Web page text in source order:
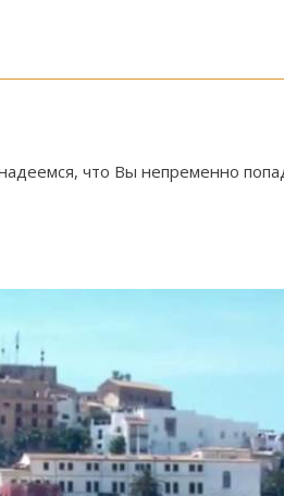
что Вы непременно